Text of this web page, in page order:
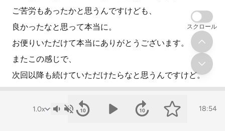
ご苦労もあったかと思うんですけども、
良かったなと思って本当に。
お便りいただけて本当にありがとうございます。
またこの感じで、
次回以降も続けていただけたらなと思うんですけど。
ありがとうございました。
18:54
スクロール